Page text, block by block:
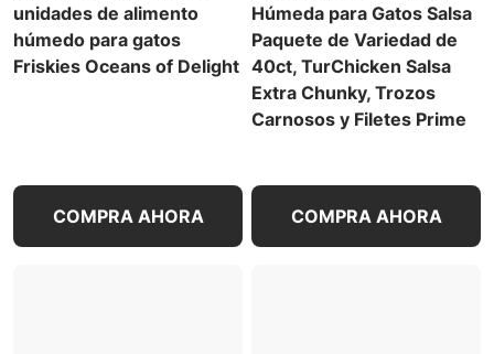
unidades de alimento
húmedo para gatos
Friskies Oceans of Delight
COMPRA AHORA
Húmeda para Gatos Salsa
Paquete de Variedad de
40ct, TurChicken Salsa
Extra Chunky, Trozos
Carnosos y Filetes Prime
COMPRA AHORA